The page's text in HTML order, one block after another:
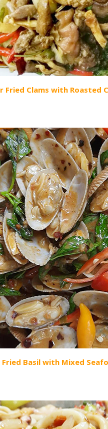
Fried Clams with Roasted
Basil with Mixed